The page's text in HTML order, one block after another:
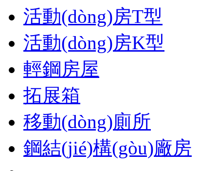
活動(dòng)房T型
活動(dòng)房K型
輕鋼房屋
拓展箱
移動(dòng)廁所
鋼結(jié)構(gòu)廠房